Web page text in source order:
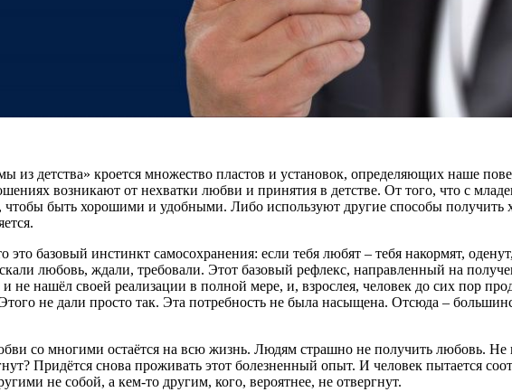
из детства» кроется множество пластов и установок, определяющих наше
возникают от нехватки любви и принятия в детстве. От того, что с
чтобы быть хорошими и удобными. Либо используют другие способы
базовый инстинкт самосохранения: если тебя любят – тебя накормят,
любовь, ждали, требовали. Этот базовый рефлекс, направленный на
не нашёл своей реализации в полной мере, и, взрослея, человек до сих пор
не дали просто так. Эта потребность не была насыщена. Отсюда –
со многими остаётся на всю жизнь. Людям страшно не получить любовь. Не
Придётся снова проживать этот болезненный опыт. И человек пытается
не собой, а кем-то другим, кого, вероятнее, не отвергнут.